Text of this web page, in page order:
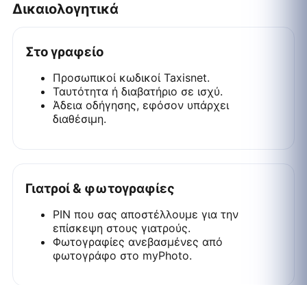
Δικαιολογητικά
Στο γραφείο
Προσωπικοί κωδικοί Taxisnet.
Ταυτότητα ή διαβατήριο σε ισχύ.
Άδεια οδήγησης, εφόσον υπάρχει
διαθέσιμη.
Γιατροί & φωτογραφίες
PIN που σας αποστέλλουμε για την
επίσκεψη στους γιατρούς.
Φωτογραφίες ανεβασμένες από
φωτογράφο στο myPhoto.